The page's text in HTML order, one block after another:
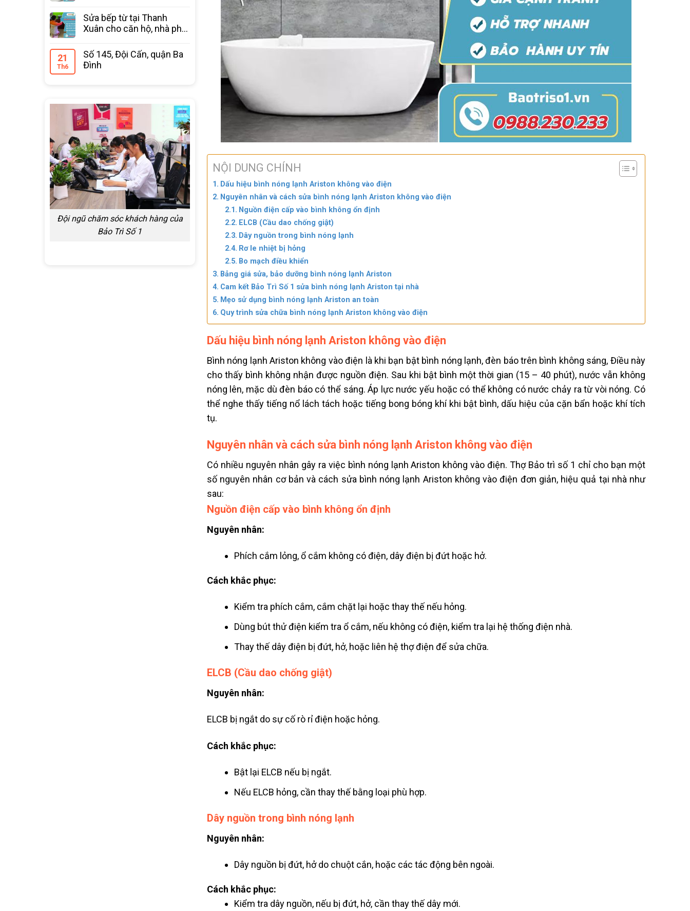
Sửa bếp từ tại Thanh
Xuân cho căn hộ, nhà phố
21
Th6
Số 145, Đội Cấn, quận Ba
Đình
Đội ngũ chăm sóc khách hàng của
Bảo Trì Số 1
NỘI DUNG CHÍNH
Dấu hiệu bình nóng lạnh Ariston không vào điện
Nguyên nhân và cách sửa bình nóng lạnh Ariston không vào điện
Nguồn điện cấp vào bình không ổn định
ELCB (Cầu dao chống giật)
Dây nguồn trong bình nóng lạnh
Rơ le nhiệt bị hỏng
Bo mạch điều khiển
Bảng giá sửa, bảo dưỡng bình nóng lạnh Ariston
Cam kết Bảo Trì Số 1 sửa bình nóng lạnh Ariston tại nhà
Mẹo sử dụng bình nóng lạnh Ariston an toàn
Quy trình sửa chữa bình nóng lạnh Ariston không vào điện
Dấu hiệu bình nóng lạnh Ariston không vào điện
Bình nóng lạnh Ariston không vào điện là khi bạn bật bình nóng lạnh, đèn báo trên bình không sáng, Điều này
cho thấy bình không nhận được nguồn điện. Sau khi bật bình một thời gian (15 – 40 phút), nước vẫn không
nóng lên, mặc dù đèn báo có thể sáng. Áp lực nước yếu hoặc có thể không có nước chảy ra từ vòi nóng. Có
thể nghe thấy tiếng nổ lách tách hoặc tiếng bong bóng khí khi bật bình, dấu hiệu của cặn bẩn hoặc khí tích
tụ.
Nguyên nhân và cách sửa bình nóng lạnh Ariston không vào điện
Có nhiều nguyên nhân gây ra việc bình nóng lạnh Ariston không vào điện. Thợ Bảo trì số 1 chỉ cho bạn một
số nguyên nhân cơ bản và cách sửa bình nóng lạnh Ariston không vào điện đơn giản, hiệu quả tại nhà như
sau:
Nguồn điện cấp vào bình không ổn định
Nguyên nhân:
Phích cắm lỏng, ổ cắm không có điện, dây điện bị đứt hoặc hở.
Cách khắc phục:
Kiểm tra phích cắm, cắm chặt lại hoặc thay thế nếu hỏng.
Dùng bút thử điện kiểm tra ổ cắm, nếu không có điện, kiểm tra lại hệ thống điện nhà.
Thay thế dây điện bị đứt, hở, hoặc liên hệ thợ điện để sửa chữa.
ELCB (Cầu dao chống giật)
Nguyên nhân:
ELCB bị ngắt do sự cố rò rỉ điện hoặc hỏng.
Cách khắc phục:
Bật lại ELCB nếu bị ngắt.
Nếu ELCB hỏng, cần thay thế bằng loại phù hợp.
Dây nguồn trong bình nóng lạnh
Nguyên nhân:
Dây nguồn bị đứt, hở do chuột cắn, hoặc các tác động bên ngoài.
Cách khắc phục:
Kiểm tra dây nguồn, nếu bị đứt, hở, cần thay thế dây mới.